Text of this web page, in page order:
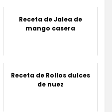
Receta de Jalea de
mango casera
Receta de Rollos dulces
de nuez